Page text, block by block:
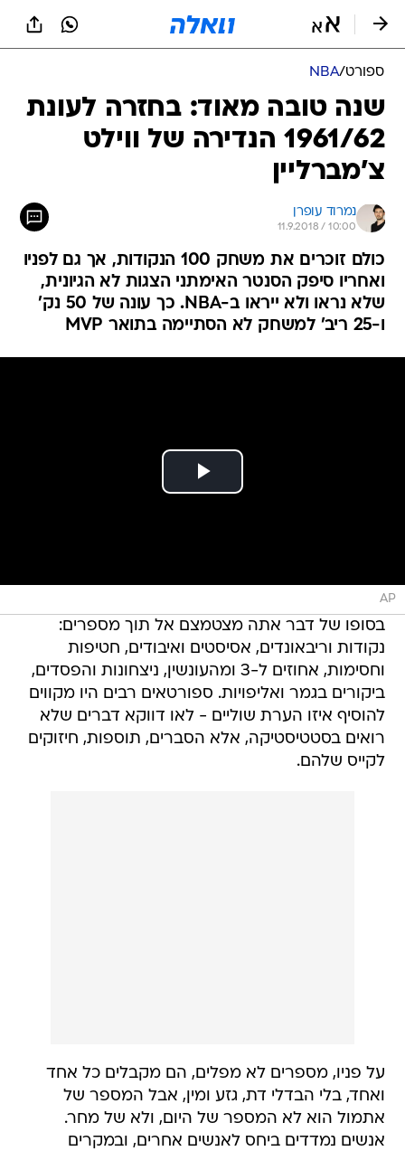
ספורט/
NBA
שנה טובה מאוד: בחזרה לעונת
1961/62 הנדירה של ווילט
צ'מברליין
נמרוד עופרן
11.9.2018 / 10:00
כולם זוכרים את משחק 100 הנקודות, אך גם לפניו
ואחריו סיפק הסנטר האימתני הצגות לא הגיונית,
שלא נראו ולא ייראו ב-NBA. כך עונה של 50 נק'
ו-25 ריב' למשחק לא הסתיימה בתואר MVP
AP
בסופו של דבר אתה מצטמצם אל תוך מספרים:
נקודות וריבאונדים, אסיסטים ואיבודים, חטיפות
וחסימות, אחוזים ל-3 ומהעונשין, ניצחונות והפסדים,
ביקורים בגמר ואליפויות. ספורטאים רבים היו מקווים
להוסיף איזו הערת שוליים - לאו דווקא דברים שלא
רואים בסטטיסטיקה, אלא הסברים, תוספות, חיזוקים
לקייס שלהם.
על פניו, מספרים לא מפלים, הם מקבלים כל אחד
ואחד, בלי הבדלי דת, גזע ומין, אבל המספר של
אתמול הוא לא המספר של היום, ולא של מחר.
אנשים נמדדים ביחס לאנשים אחרים, ובמקרים